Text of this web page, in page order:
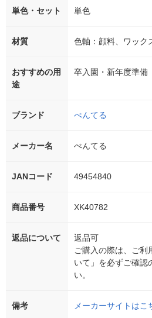
単色・セット 単色
材質 色軸：顔料、ワック
おすすめの用
途
卒入園・新年度準備
ブランド ぺんてる
メーカー名 ぺんてる
JANコード 49454840
商品番号 XK40782
返品について
返品可
ご購入の際は、ご利
いて」を必ずご確認
い。
備考 メーカーサイトはこ